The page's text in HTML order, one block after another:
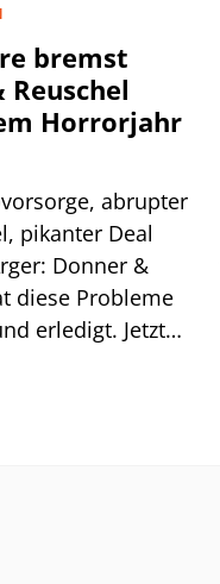
bremst
Reuschel
Horrorjahr
abrupter
pikanter Deal
Donner &
diese Probleme
erledigt. Jetzt